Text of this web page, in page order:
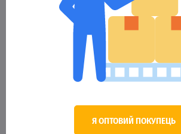
Плаваюча кукурудза Up Corn Тутті-Фрутті
В КОШИК
Я ОПТОВИЙ ПОКУПЕЦЬ